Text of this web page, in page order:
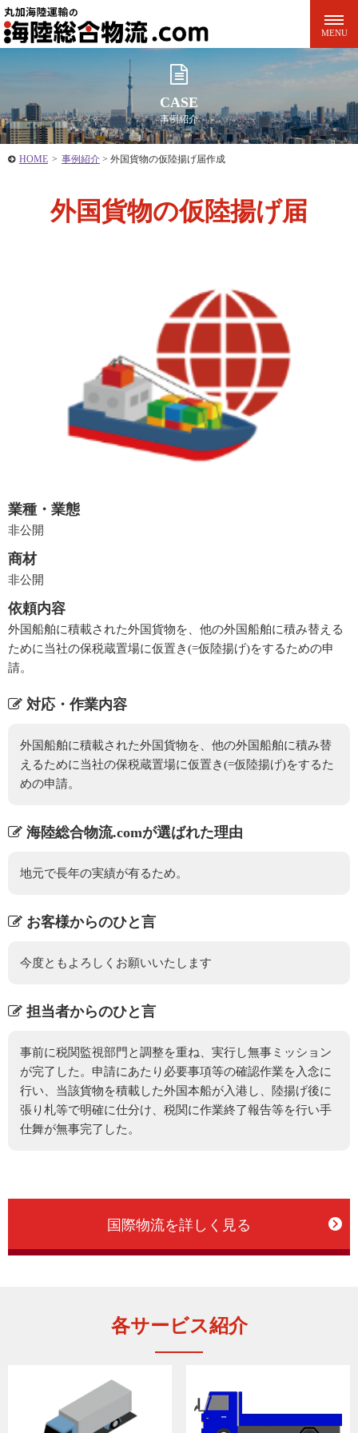
CASE
事例紹介
HOME > 事例紹介 > 外国貨物の仮陸揚げ届作成
外国貨物の仮陸揚げ届
業種・業態
非公開
商材
非公開
依頼内容
外国船舶に積載された外国貨物を、他の外国船舶に積み替える
ために当社の保税蔵置場に仮置き(=仮陸揚げ)をするための申
請。
対応・作業内容
外国船舶に積載された外国貨物を、他の外国船舶に積み替
えるために当社の保税蔵置場に仮置き(=仮陸揚げ)をするた
めの申請。
海陸総合物流.comが選ばれた理由
地元で長年の実績が有るため。
お客様からのひと言
今度ともよろしくお願いいたします
担当者からのひと言
事前に税関監視部門と調整を重ね、実行し無事ミッション
が完了した。申請にあたり必要事項等の確認作業を入念に
行い、当該貨物を積載した外国本船が入港し、陸揚げ後に
張り札等で明確に仕分け、税関に作業終了報告等を行い手
仕舞が無事完了した。
国際物流を詳しく見る
各サービス紹介